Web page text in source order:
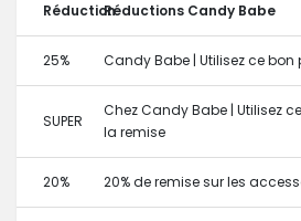
RéductionRéductions Candy Babe
25% Candy Babe | Utilisez ce bon
SUPER
Chez Candy Babe | Utilisez
la remise
20% 20% de remise sur les